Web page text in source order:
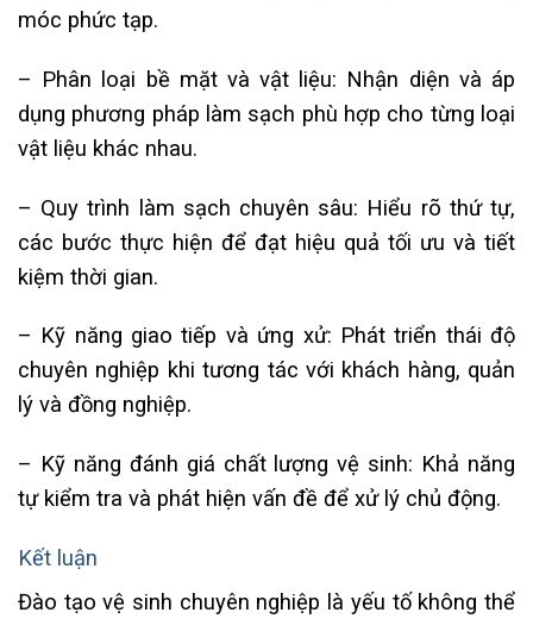
móc phức tạp.
– Phân loại bề mặt và vật liệu: Nhận diện và áp
dụng phương pháp làm sạch phù hợp cho từng loại
vật liệu khác nhau.
– Quy trình làm sạch chuyên sâu: Hiểu rõ thứ tự,
các bước thực hiện để đạt hiệu quả tối ưu và tiết
kiệm thời gian.
– Kỹ năng giao tiếp và ứng xử: Phát triển thái độ
chuyên nghiệp khi tương tác với khách hàng, quản
lý và đồng nghiệp.
– Kỹ năng đánh giá chất lượng vệ sinh: Khả năng
tự kiểm tra và phát hiện vấn đề để xử lý chủ động.
Kết luận
Đào tạo vệ sinh chuyên nghiệp là yếu tố không thể